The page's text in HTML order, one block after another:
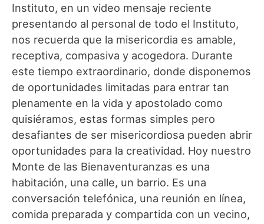
Instituto, en un video mensaje reciente
presentando al personal de todo el Instituto,
nos recuerda que la misericordia es amable,
receptiva, compasiva y acogedora. Durante
este tiempo extraordinario, donde disponemos
de oportunidades limitadas para entrar tan
plenamente en la vida y apostolado como
quisiéramos, estas formas simples pero
desafiantes de ser misericordiosa pueden abrir
oportunidades para la creatividad. Hoy nuestro
Monte de las Bienaventuranzas es una
habitación, una calle, un barrio. Es una
conversación telefónica, una reunión en línea,
comida preparada y compartida con un vecino,